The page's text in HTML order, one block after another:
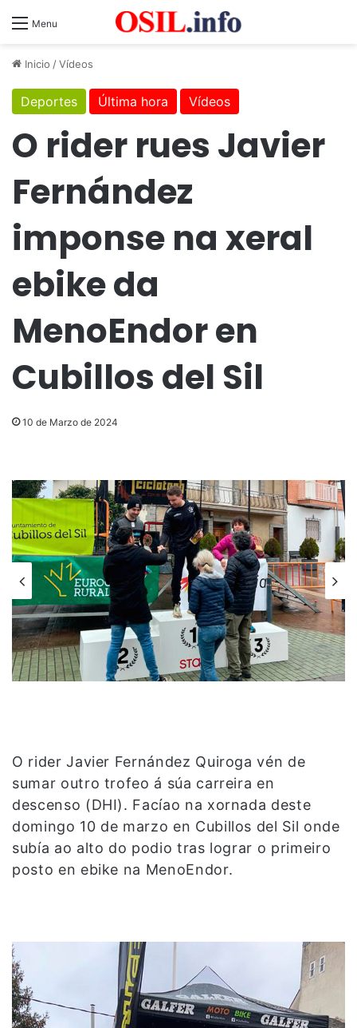
Menu
Inicio /Vídeos
Deportes Última hora Vídeos
O rider rues Javier
Fernández
imponse na xeral
ebike da
MenoEndor en
Cubillos del Sil
10 de Marzo de 2024
O rider Javier Fernández Quiroga vén de
sumar outro trofeo á súa carreira en
descenso (DHI). Facíao na xornada deste
domingo 10 de marzo en Cubillos del Sil onde
subía ao alto do podio tras lograr o primeiro
posto en ebike na MenoEndor.